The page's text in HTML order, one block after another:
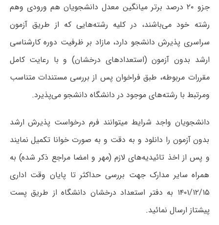
جزو ۲۰ درصد برتر میانگین معدل دانشجویان هم ورودی وهم
رشته خود می‌باشند، در کلیه رشته‌هایی که از طریق آزمون
سراسری پذیرش دانشجو دارد، مازاد بر ظرفیت دوره کارشناسی
ارشد بدون آزمون (استعدادهای درخشان) و با رعایت کامل
مقررات مربوطه، طبق فراخوان پس از بررسی مستندات متناسب
ومرتبط با رشته‌های موجود در دانشگاه دانشجو می‌پذیرد.
دانشجویان واجد شرایط میتوانند فرم درخواست پذیرش ارشد
بدون آزمون را دانلود و به دقت و به صورت خوانا تکمیل نمایند
و پس از اخذ تائیدیه‌های لازم (مهر و امضا مراجع ذکر شده) به
همراه سایر مدارک جهت بررسی حداکثر تا پایان وقت اداری
۱۴۰۱/۱۲/۱۵ به دفتر استعداد درخشان دانشگاه از طریق پست
پیشتاز ارسال نمائید.